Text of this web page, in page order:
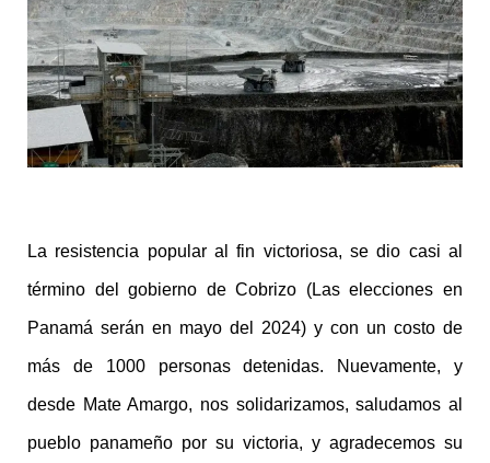
La resistencia popular al fin victoriosa, se dio casi al
término del gobierno de Cobrizo (Las elecciones en
Panamá serán en mayo del 2024) y con un costo de
más de 1000 personas detenidas. Nuevamente, y
desde Mate Amargo, nos solidarizamos, saludamos al
pueblo panameño por su victoria, y agradecemos su